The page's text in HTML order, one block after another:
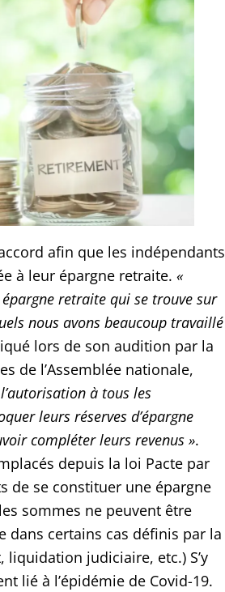
afin que les indépendants
à leur épargne retraite. «
retraite qui se trouve sur
nous avons beaucoup travaillé
lors de son audition par la
de l’Assemblée nationale,
à tous les
leurs réserves d’épargne
compléter leurs revenus ».
depuis la loi Pacte par
de se constituer une épargne
sommes ne peuvent être
dans certains cas définis par la
judiciaire, etc.) S’y
lié à l’épidémie de Covid-19.